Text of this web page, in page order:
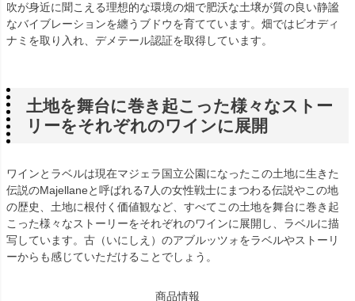
吹が身近に聞こえる理想的な環境の畑で肥沃な土壌が質の良い静謐
なバイブレーションを纏うブドウを育てています。畑ではビオディ
ナミを取り入れ、デメテール認証を取得しています。
土地を舞台に巻き起こった様々なストー
リーをそれぞれのワインに展開
ワインとラベルは現在マジェラ国立公園になったこの土地に生きた
伝説のMajellaneと呼ばれる7人の女性戦士にまつわる伝説やこの地
の歴史、土地に根付く価値観など、すべてこの土地を舞台に巻き起
こった様々なストーリーをそれぞれのワインに展開し、ラベルに描
写しています。古（いにしえ）のアブルッツォをラベルやストーリ
ーからも感じていただけることでしょう。
商品情報